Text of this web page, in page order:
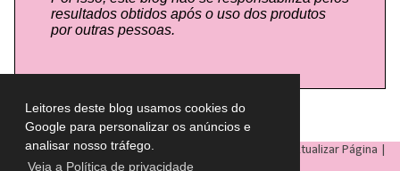
Leitores deste blog usamos cookies do
Google para personalizar os anúncios e
analisar nosso tráfego.
Veja a Política de privacidade
resultados obtidos após o uso dos produtos
por outras pessoas.
LULU ON THE SKY - Todos os direitos reservados © | Atualizar Página